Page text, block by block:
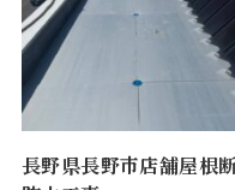
長野県長野市店舗屋根